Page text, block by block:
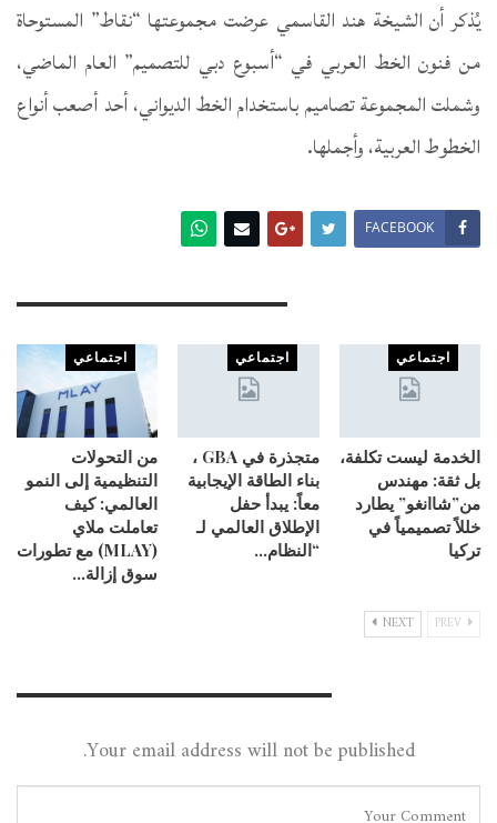
يُذكر أن الشيخة هند القاسمي عرضت مجموعتها “نقاط” المستوحاة
من فنون الخط العربي في “أسبوع دبي للتصميم” العام الماضي،
وشملت المجموعة تصاميم باستخدام الخط الديواني، أحد أصعب أنواع
الخطوط العربية، وأجملها.
FACEBOOK
اجتماعي
الخدمة ليست تكلفة،
بل ثقة: مهندس
من”شاانغو” يطارد
خللاً تصميمياً في
تركيا
اجتماعي
متجذرة في GBA ،
بناء الطاقة الإيجابية
معاً: يبدأ حفل
الإطلاق العالمي لـ
“النظام…
اجتماعي
من التحولات
التنظيمية إلى النمو
العالمي: كيف
تعاملت ملاي
(MLAY) مع تطورات
سوق إزالة…
NEXT
Your email address will not be published.